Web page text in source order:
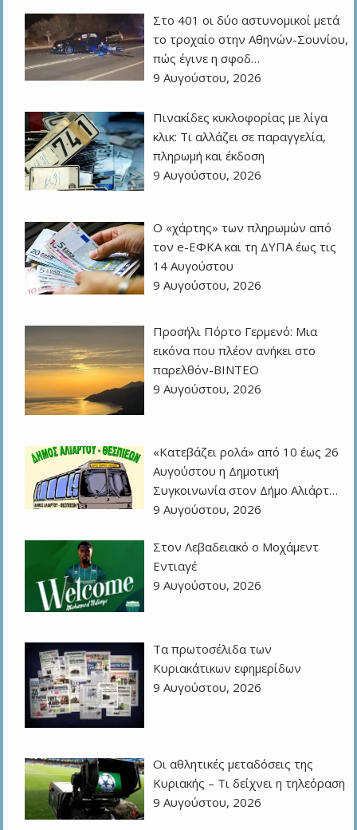
Στο 401 οι δύο αστυνομικοί μετά
το τροχαίο στην Αθηνών-Σουνίου,
πώς έγινε η σφοδ…
9 Αυγούστου, 2026
Πινακίδες κυκλοφορίας με λίγα
κλικ: Τι αλλάζει σε παραγγελία,
πληρωμή και έκδοση
9 Αυγούστου, 2026
Ο «χάρτης» των πληρωμών από
τον e-ΕΦΚΑ και τη ΔΥΠΑ έως τις
14 Αυγούστου
9 Αυγούστου, 2026
Προσήλι Πόρτο Γερμενό: Μια
εικόνα που πλέον ανήκει στο
παρελθόν-ΒΙΝΤΕΟ
9 Αυγούστου, 2026
«Κατεβάζει ρολά» από 10 έως 26
Αυγούστου η Δημοτική
Συγκοινωνία στον Δήμο Αλιάρτ…
9 Αυγούστου, 2026
Στον Λεβαδειακό ο Μοχάμεντ
Εντιαγέ
9 Αυγούστου, 2026
Τα πρωτοσέλιδα των
Kυριακάτικων εφημερίδων
9 Αυγούστου, 2026
Οι αθλητικές μεταδόσεις της
Κυριακής – Τι δείχνει η τηλεόραση
9 Αυγούστου, 2026